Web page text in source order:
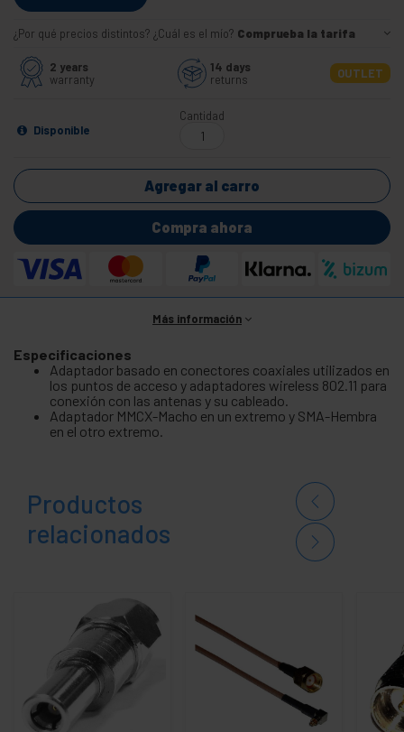
¿Por qué precios distintos? ¿Cuál es el mío? Comprueba la tarifa
2 years
warranty
14 days
returns
OUTLET
Disponible
Cantidad
Agregar al carro
Compra ahora
Más información
Especificaciones
Adaptador basado en conectores coaxiales utilizados en
los puntos de acceso y adaptadores wireless 802.11 para
conexión con las antenas y su cableado.
Adaptador MMCX-Macho en un extremo y SMA-Hembra
en el otro extremo.
Productos
relacionados